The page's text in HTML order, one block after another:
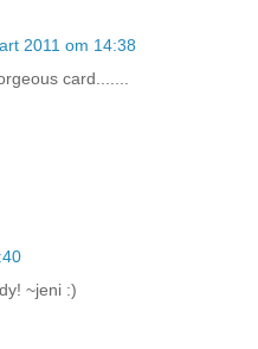
2011 om 14:38
card.......
~jeni :)